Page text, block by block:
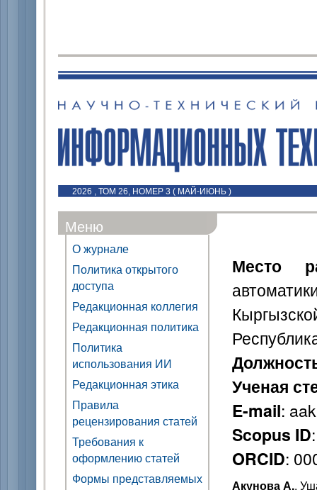
2026 , ТОМ 26, НОМЕР 3 ( МАЙ-ИЮНЬ )
Меню
О журнале
Политика открытого
доступа
Редакционная коллегия
Редакционная политика
Политика
использования ИИ
Редакционная этика
Правила
рецензирования статей
Требования к
оформлению статей
Формы представляемых
Место
Ученая
E-mail:
Scopus ID
ORCID:
Акунова А.,